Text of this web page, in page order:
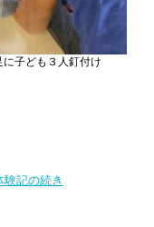
子ども３人釘付け
記の続き